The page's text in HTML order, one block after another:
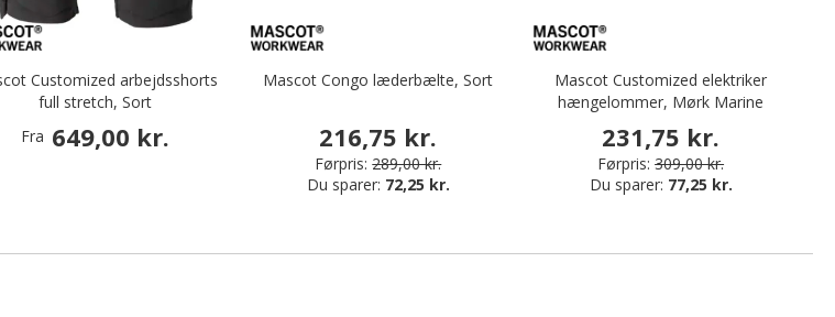
Customized arbejdsshorts
full stretch, Sort
Fra 649,00 kr.
Mascot Congo læderbælte, Sort
216,75 kr.
Førpris: 289,00 kr.
Du sparer: 72,25 kr.
Mascot Customized elektriker
hængelommer, Mørk Marine
231,75 kr.
Førpris: 309,00 kr.
Du sparer: 77,25 kr.